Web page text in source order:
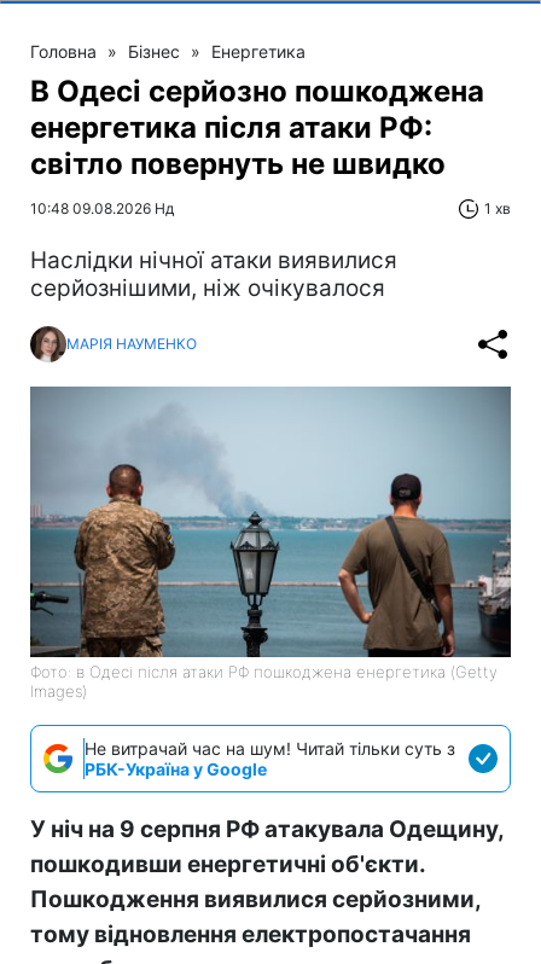
Головна » Бізнес » Енергетика
В Одесі серйозно пошкоджена
енергетика після атаки РФ:
світло повернуть не швидко
10:48 09.08.2026 Нд 1 хв
Наслідки нічної атаки виявилися
серйознішими, ніж очікувалося
МАРІЯ НАУМЕНКО
Фото: в Одесі після атаки РФ пошкоджена енергетика (Getty
Images)
Не витрачай час на шум! Читай тільки суть з
РБК-Україна у Google
У ніч на 9 серпня РФ атакувала Одещину,
пошкодивши енергетичні об'єкти.
Пошкодження виявилися серйозними,
тому відновлення електропостачання